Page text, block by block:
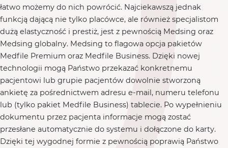
łatwo możemy do nich powrócić. Najciekawszą jednak
funkcją dającą nie tylko placówce, ale również specjalistom
dużą elastyczność i prestiż, jest z pewnością Medsing oraz
Medsing globalny. Medsing to flagowa opcja pakietów
Medfile Premium oraz Medfile Business. Dzięki nowej
technologii mogą Państwo przekazać konkretnemu
pacjentowi lub grupie pacjentów dowolnie stworzoną
ankietę za pośrednictwem adresu e-mail, numeru telefonu
lub (tylko pakiet Medfile Business) tablecie. Po wypełnieniu
dokumentu przez pacjenta informacje mogą zostać
przesłane automatycznie do systemu i dołączone do karty.
Dzięki tej wygodnej formie z pewnością poprawią Państwo